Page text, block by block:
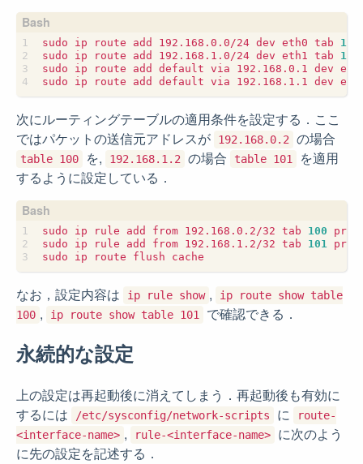
sudo ip route add 192.168.0.0/24 dev eth0 tab 100
sudo ip route add 192.168.1.0/24 dev eth1 tab 101
sudo ip route add default via 192.168.0.1 dev
sudo ip route add default via 192.168.1.1 dev
次にルーティングテーブルの適用条件を設定する．ここ
ではパケットの送信元アドレスが
192.168.0.2 の場合
table 100 を, 192.168.1.2 の場合 table 101
を適用
するように設定している．
sudo ip rule add from 192.168.0.2/32 tab 100
sudo ip rule add from 192.168.1.2/32 tab 101
なお，設定内容は ip rule show ,
ip route show table
100 , ip route show table 101 で確認できる．
永続的な設定
上の設定は再起動後に消えてしまう．再起動後も有効に
するには
/etc/sysconfig/network-scripts に
route-
<interface-name> , rule-<interface-name>
に次のよう
に先の設定を記述する．